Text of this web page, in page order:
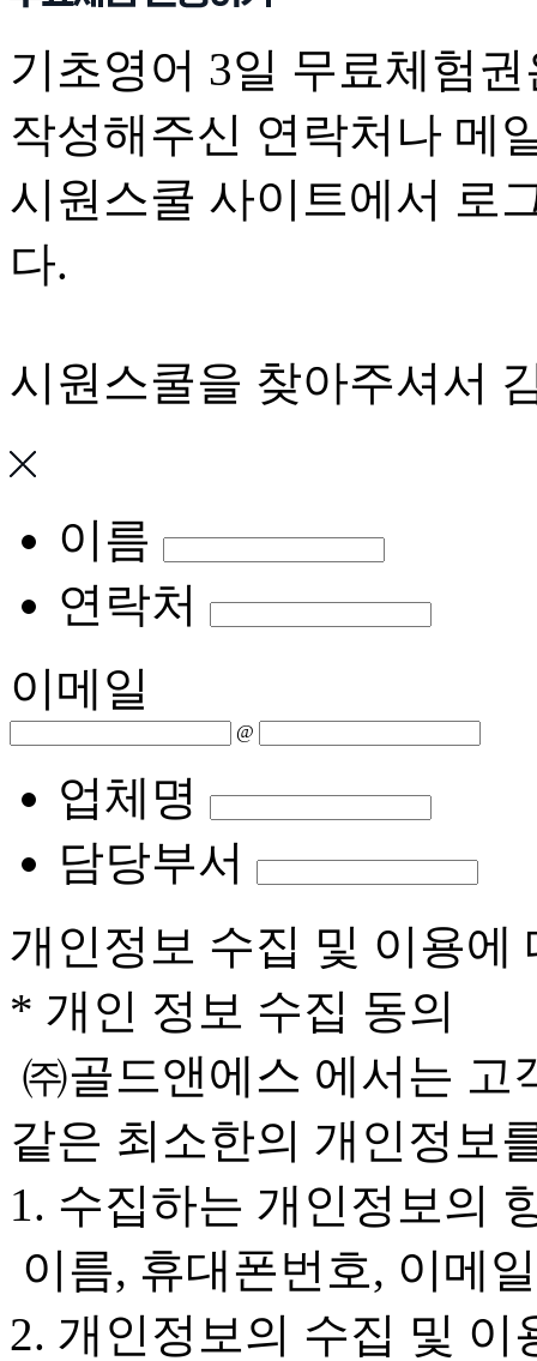
기초영어 3일 무료체험권
작성해주신 연락처나 메
시원스쿨 사이트에서 로
다.
시원스쿨을 찾아주셔서
이름
연락처
이메일
@
업체명
담당부서
개인정보 수집 및 이용에
* 개인 정보 수집 동의
㈜골드앤에스 에서는 고
같은 최소한의 개인정보
1. 수집하는 개인정보의
이름, 휴대폰번호, 이메
2. 개인정보의 수집 및 이